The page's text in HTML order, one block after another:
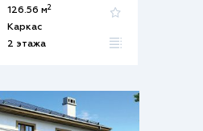
126.56 м2
Каркас
2 этажа